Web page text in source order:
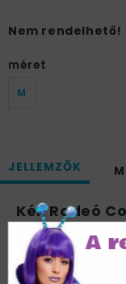
Nem rendelhető!
méret
M
JELLEMZŐK
Kék Rodeó
Inggel,
Mellbőség 102-
Csípőbőség 108-
A